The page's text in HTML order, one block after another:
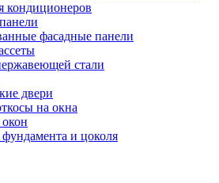
кондиционеров
фасадные панели
стали
двери
на окна
и цоколя